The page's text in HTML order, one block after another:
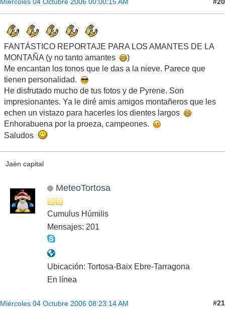
FANTÁSTICO REPORTAJE PARA LOS AMANTES DE LA
MONTAÑA (y no tanto amantes
)
Me encantan los tonos que le das a la nieve. Parece que
tienen personalidad.
He disfrutado mucho de tus fotos y de Pyrene. Son
impresionantes. Ya le diré amis amigos montañeros que les
echen un vistazo para hacerles los dientes largos
Enhorabuena por la proeza, campeones.
Saludos
Jaén capital
MeteoTortosa
Cumulus Húmilis
Mensajes: 201
Ubicación: Tortosa-Baix Ebre-Tarragona
En línea
Miércoles 04 Octubre 2006 08:23:14 AM #21